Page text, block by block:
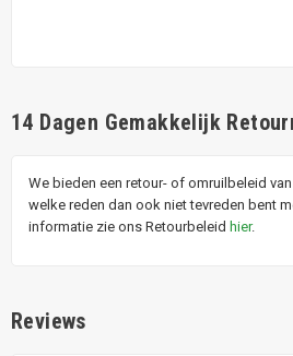
14 Dagen Gemakkelijk
We bieden een retour- of omruilbeleid
welke reden dan ook niet tevreden bent
informatie zie ons Retourbeleid hier.
Reviews